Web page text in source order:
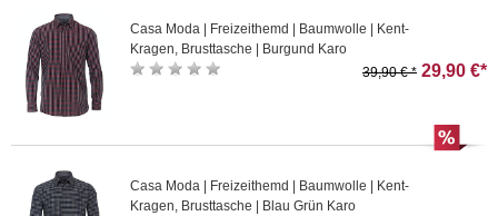
Casa Moda | Freizeithemd | Baumwolle | Kent-
Kragen, Brusttasche | Burgund Karo
39,90 € * 29,90 €*
Casa Moda | Freizeithemd | Baumwolle | Kent-
Kragen, Brusttasche | Blau Grün Karo